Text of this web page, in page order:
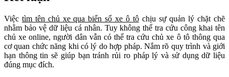
Việc tìm tên chủ xe qua biển số xe ô tôchịu sự quản lý chặt chẽ
nhằm bảo vệ dữ liệu cá nhân. Tuy không thể tra cứu công khai tên
chủ xe online, người dân vẫn có thể tra cứu chủ xe ô tô thông qua
cơ quan chức năng khi có lý do hợp pháp. Nắm rõ quy trình và giới
hạn thông tin sẽ giúp bạn tránh rủi ro pháp lý và sử dụng dữ liệu
đúng mục đích.